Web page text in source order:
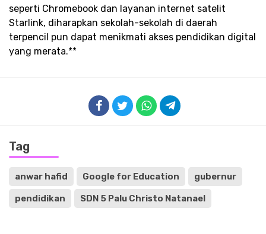
seperti Chromebook dan layanan internet satelit
Starlink, diharapkan sekolah-sekolah di daerah
terpencil pun dapat menikmati akses pendidikan digital
yang merata.**
Tag
anwar hafid Google for Education gubernur
pendidikan SDN 5 Palu Christo Natanael